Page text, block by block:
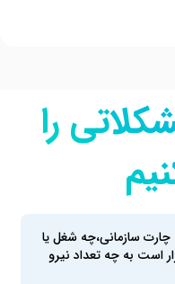
را
چارت سازمانی،چه شغل یا
است به چه تعداد نیرو